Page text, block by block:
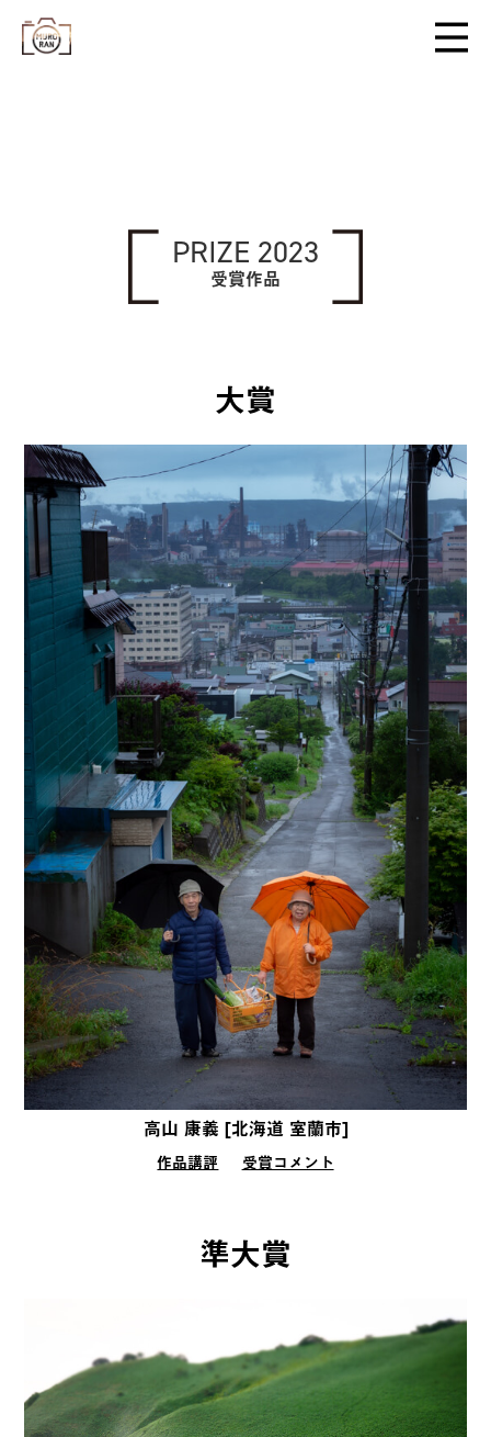
PRIZE 2023
受賞作品
大賞
高山 康義 [北海道 室蘭市]
作品講評 受賞コメント
準大賞